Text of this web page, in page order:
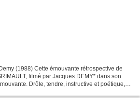
(1988) Cette émouvante rétrospective de
filmé par Jacques DEMY* dans son
Drôle, tendre, instructive et poétique,